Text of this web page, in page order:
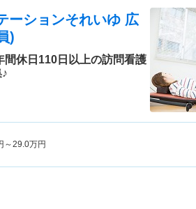
ーションそれいゆ 広
)
間休日110日以上の訪問看護
～29.0万円